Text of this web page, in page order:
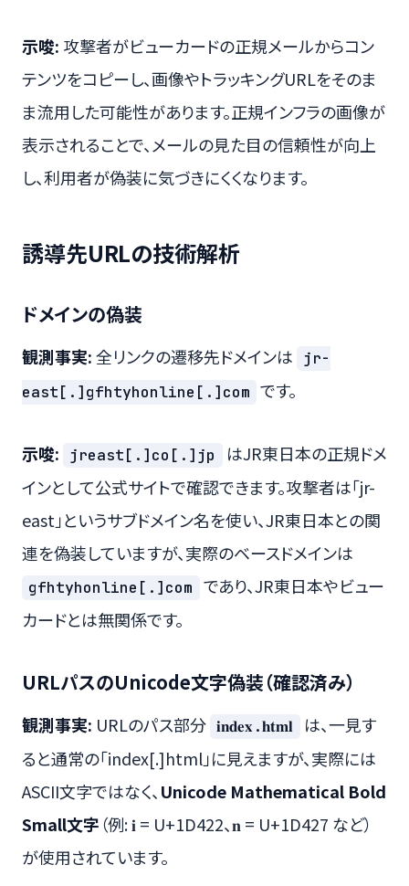
示唆: 攻撃者がビューカードの正規メールからコン
テンツをコピーし、画像やトラッキングURLをそのま
ま流用した可能性があります。正規インフラの画像が
表示されることで、メールの見た目の信頼性が向上
し、利用者が偽装に気づきにくくなります。
誘導先URLの技術解析
ドメインの偽装
観測事実:全リンクの遷移先ドメインは
jr-
east[.]gfhtyhonline[.]com です。
示唆: jreast[.]co[.]jp
はJR東日本の正規ドメ
インとして公式サイトで確認できます。攻撃者は「jr-
east」というサブドメイン名を使い、JR東日本との関
連を偽装していますが、実際のベースドメインは
gfhtyhonline[.]com であり、JR東日本やビュー
カードとは無関係です。
URLパスのUnicode文字偽装（確認済み）
観測事実: URLのパス部分 𝐢𝐧𝐝𝐞𝐱.𝐡𝐭𝐦𝐥
は、一見す
ると通常の「index[.]html」に見えますが、実際には
ASCII文字ではなく、Unicode Mathematical Bold
Small文字（例: 𝐢 = U+1D422、𝐧 = U+1D427 など）
が使用されています。